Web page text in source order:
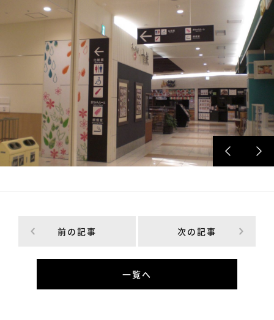
前の記事 次の記事
一覧へ